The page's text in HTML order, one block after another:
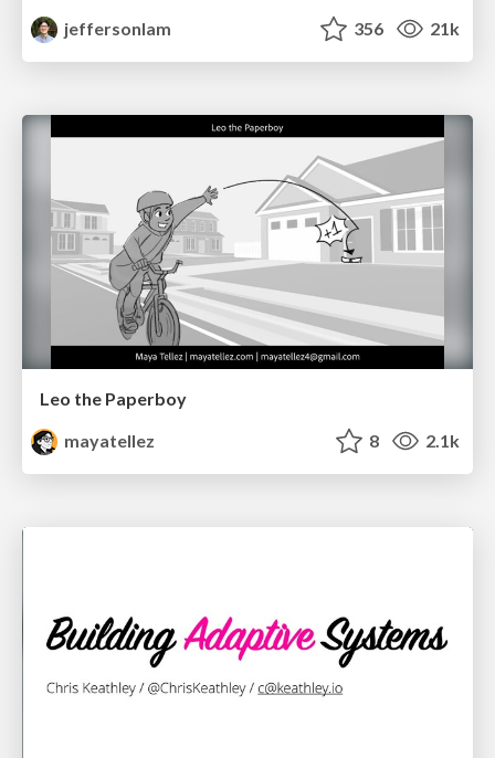
jeffersonlam
356 21k
Leo the Paperboy
mayatellez
8 2.1k